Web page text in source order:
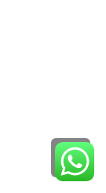
גלילה
לראש